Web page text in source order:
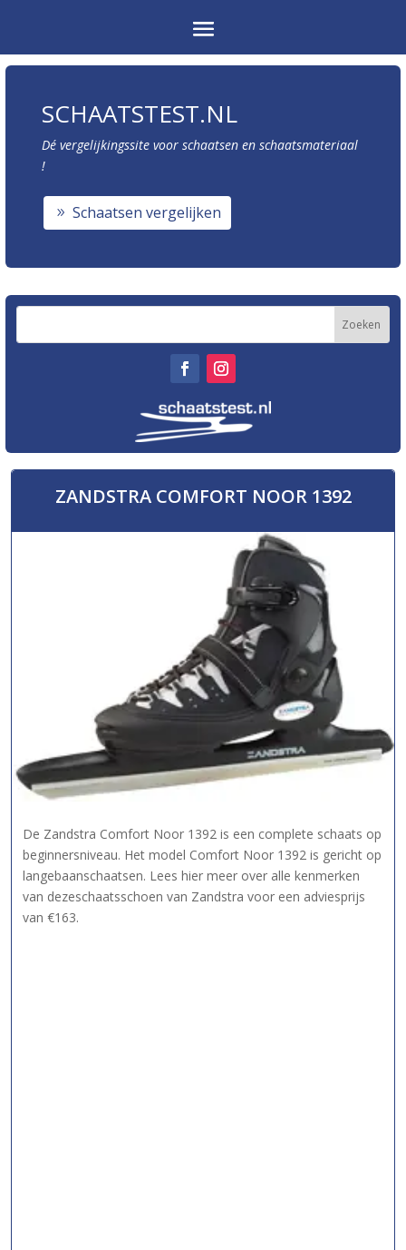
SCHAATSTEST.NL
Dé vergelijkingssite voor schaatsen en schaatsmateriaal
!
Schaatsen vergelijken
ZANDSTRA COMFORT NOOR 1392
De Zandstra Comfort Noor 1392 is een complete schaats op
beginnersniveau. Het model Comfort Noor 1392 is gericht op
langebaanschaatsen. Lees hier meer over alle kenmerken
van dezeschaatsschoen van Zandstra voor een adviesprijs
van €163.